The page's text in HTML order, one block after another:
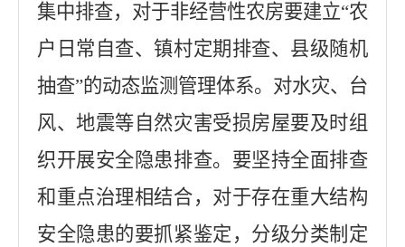
集中排查，对于非经营性农房要建立“农
户日常自查、镇村定期排查、县级随机
抽查”的动态监测管理体系。对水灾、台
风、地震等自然灾害受损房屋要及时组
织开展安全隐患排查。要坚持全面排查
和重点治理相结合，对于存在重大结构
安全隐患的要抓紧鉴定，分级分类制定